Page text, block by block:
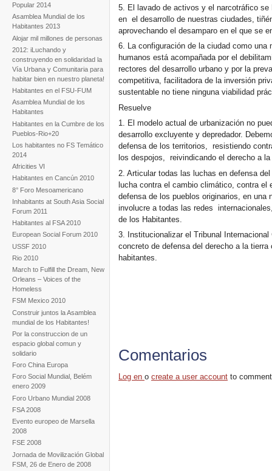
Popular 2014
Asamblea Mundial de los
Habitantes 2013
Alojar mil millones de personas
2012: iLuchando y
construyendo en solidaridad la
Vía Urbana y Comunitaria para
habitar bien en nuestro planeta!
Habitantes en el FSU-FUM
Asamblea Mundial de los
Habitantes
Habitantes en la Cumbre de los
Pueblos-Rio+20
Los habitantes no FS Temático
2014
Africities VI
Habitantes en Cancún 2010
8° Foro Mesoamericano
Inhabitants at South Asia Social
Forum 2011
Habitantes al FSA 2010
European Social Forum 2010
USSF 2010
Rio 2010
March to Fulfill the Dream, New
Orleans – Voices of the
Homeless
FSM Mexico 2010
Construir juntos la Asamblea
mundial de los Habitantes!
Por la construccion de un
espacio global comun y
solidario
Foro China Europa
Foro Social Mundial, Belém
enero 2009
Foro Urbano Mundial 2008
FSA 2008
Evento europeo de Marsella
2008
FSE 2008
Jornada de Movilización Global
FSM, 26 de Enero de 2008
5. El lavado de activos y el narcotráfico
en el desarrollo de nuestras ciudades,
aprovechando el desamparo en el que se
6. La configuración de la ciudad como
humanos está acompañada por el
rectores del desarrollo urbano y por la
competitiva, facilitadora de la inversión
sustentable no tiene ninguna viabilidad
Resuelve
1. El modelo actual de urbanización no
desarrollo excluyente y depredador.
defensa de los territorios, resistiendo
los despojos, reivindicando el derecho a
2. Articular todas las luchas en defensa
lucha contra el cambio climático, contra
defensa de los pueblos originarios, en una
involucre a todas las redes
de los Habitantes.
3. Institucionalizar el Tribunal
concreto de defensa del derecho a la
habitantes.
Comentarios
Log enocreate a user account to